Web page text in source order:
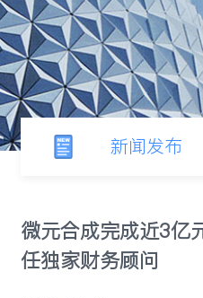
新闻发布
行业观察
微元合成完成近3亿
任独家财务顾问